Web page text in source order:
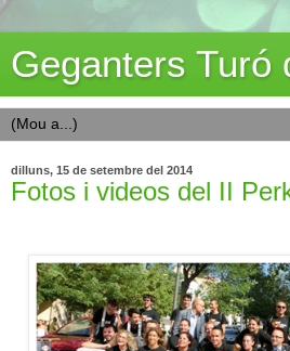
Geganters Turó
dilluns, 15 de setembre del 2014
Fotos i videos del II